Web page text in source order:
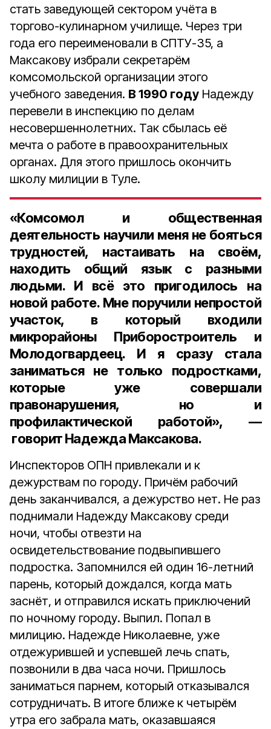
стать заведующей сектором учёта в
торгово-кулинарном училище. Через три
года его переименовали в СПТУ-35, а
Максакову избрали секретарём
комсомольской организации этого
учебного заведения. В 1990 году Надежду
перевели в инспекцию по делам
несовершеннолетних. Так сбылась её
мечта о работе в правоохранительных
органах. Для этого пришлось окончить
школу милиции в Туле.
«Комсомол и общественная
деятельность научили меня не бояться
трудностей, настаивать на своём,
находить общий язык с разными
людьми. И всё это пригодилось на
новой работе. Мне поручили непростой
участок, в который входили
микрорайоны Приборостроитель и
Молодогвардеец. И я сразу стала
заниматься не только подростками,
которые уже совершали
правонарушения, но и
профилактической работой», —
говорит Надежда Максакова.
Инспекторов ОПН привлекали и к
дежурствам по городу. Причём рабочий
день заканчивался, а дежурство нет. Не раз
поднимали Надежду Максакову среди
ночи, чтобы отвезти на
освидетельствование подвыпившего
подростка. Запомнился ей один 16-летний
парень, который дождался, когда мать
заснёт, и отправился искать приключений
по ночному городу. Выпил. Попал в
милицию. Надежде Николаевне, уже
отдежурившей и успевшей лечь спать,
позвонили в два часа ночи. Пришлось
заниматься парнем, который отказывался
сотрудничать. В итоге ближе к четырём
утра его забрала мать, оказавшаяся